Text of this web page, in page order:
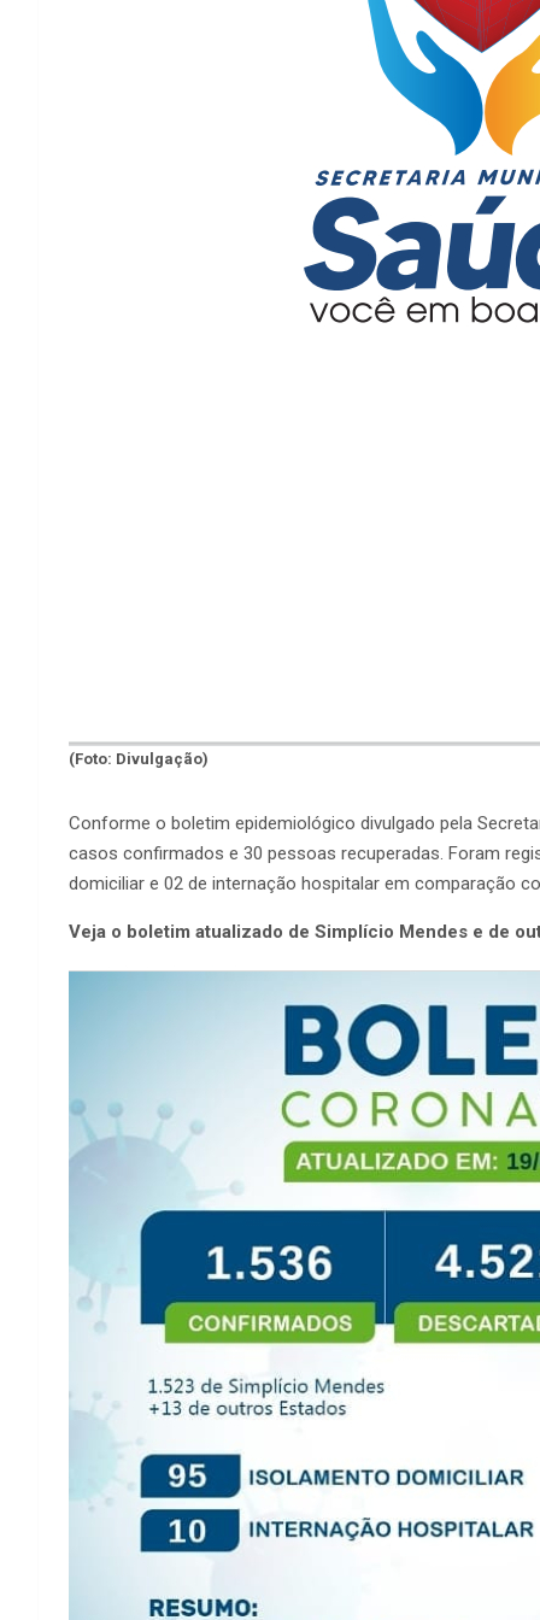
(Foto: Divulgação)
Conforme o boletim epidemiológico divulgado pela
casos confirmados e 30 pessoas recuperadas. Foram
domiciliar e 02 de internação hospitalar em comparação
Veja o boletim atualizado de Simplício Mendes e de